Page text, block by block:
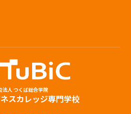
法人 つくば総合学院
スカレッジ専門学校